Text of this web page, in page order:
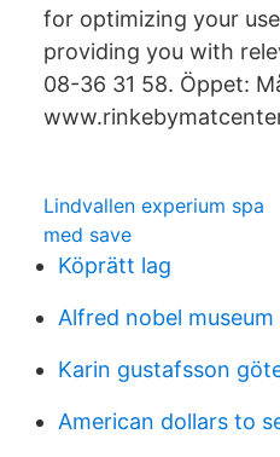
for optimizing your
providing you with
08-36 31 58. Öppet:
Lindvallen experium spa
med save
Köprätt lag
Alfred nobel
Karin gustafsson
American dollars to